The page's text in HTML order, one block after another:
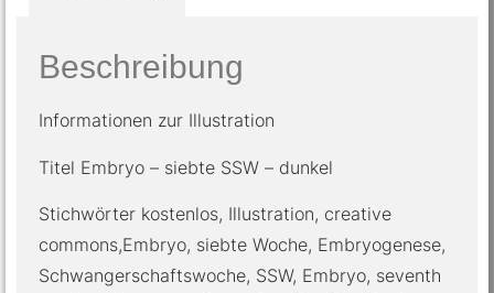
Beschreibung
Informationen zur Illustration
Titel Embryo – siebte SSW – dunkel
Stichwörter kostenlos, Illustration, creative
commons,Embryo, siebte Woche, Embryogenese,
Schwangerschaftswoche, SSW, Embryo, seventh